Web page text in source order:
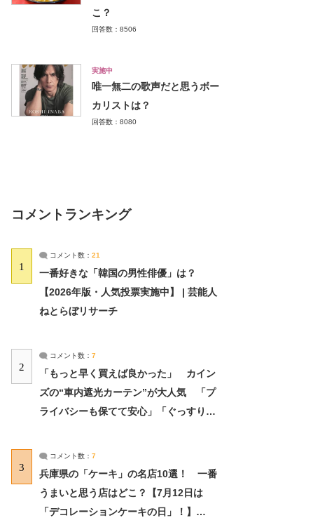
こ？
回答数：8506
実施中
唯一無二の歌声だと思うボー
カリストは？
回答数：8080
コメントランキング
1
コメント数： 21
一番好きな「韓国の男性俳優」は？
【2026年版・人気投票実施中】 | 芸能人
ねとらぼリサーチ
2
コメント数： 7
「もっと早く買えば良かった」 カイン
ズの“車内遮光カーテン”が大人気 「プ
ライバシーも保てて安心」「ぐっすり眠
3
コメント数： 7
兵庫県の「ケーキ」の名店10選！ 一番
うまいと思う店はどこ？【7月12日は
「デコレーションケーキの日」！】